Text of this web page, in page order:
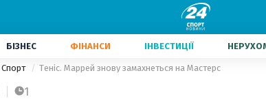
БІЗНЕС ФІНАНСИ ІНВЕСТИЦІЇ
Спорт Теніс. Маррей знову замахнеться на Мастерс
1